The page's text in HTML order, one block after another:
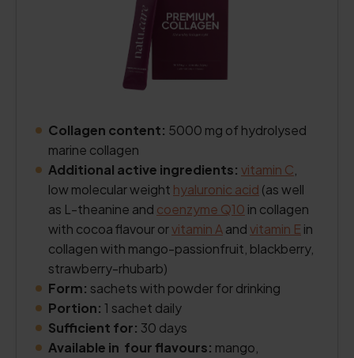
Collagen content: 5000 mg of hydrolysed
marine collagen
Additional active ingredients: vitamin C
low molecular weight hyaluronic acid (as well
as L-theanine and coenzyme Q10 in collagen
with cocoa flavour orvitamin Aandvitamin E in
collagen with mango-passionfruit, blackberry,
strawberry-rhubarb)
Form: sachets with powder for drinking
Portion: 1 sachet daily
Sufficient for: 30 days
Available in four flavours: mango,